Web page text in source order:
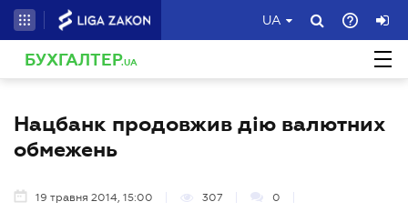
UA
БУХГАЛТЕР.UA
Нацбанк продовжив дію валютних
обмежень
19 травня 2014, 15:00 307 0